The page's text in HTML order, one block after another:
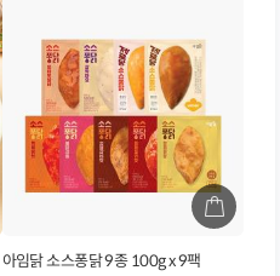
아임닭 소스퐁닭 9종 100g x 9팩